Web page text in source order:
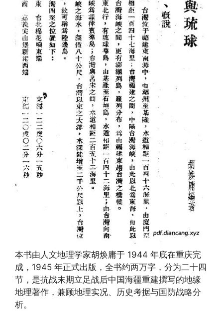
本书由人文地理学家胡焕庸于 1944 年底在重庆完
成，1945 年正式出版，全书约两万字，分为二十四
节，是抗战末期立足战后中国海疆重建撰写的地缘
地理著作，兼顾地理实况、历史考据与国防战略分
析。